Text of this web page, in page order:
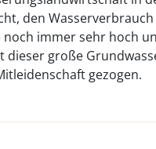
den
immer sehr hoch
dieser große
gezogen.